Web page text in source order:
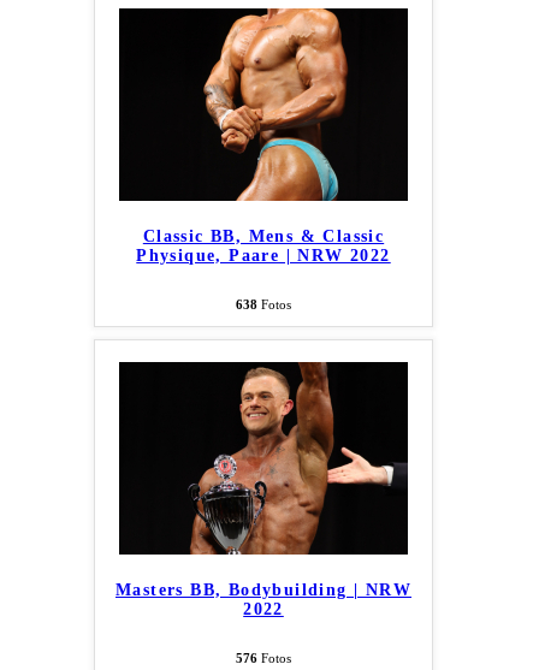
Classic BB, Mens & Classic
Physique, Paare | NRW 2022
638 Fotos
Masters BB, Bodybuilding | NRW
2022
576 Fotos